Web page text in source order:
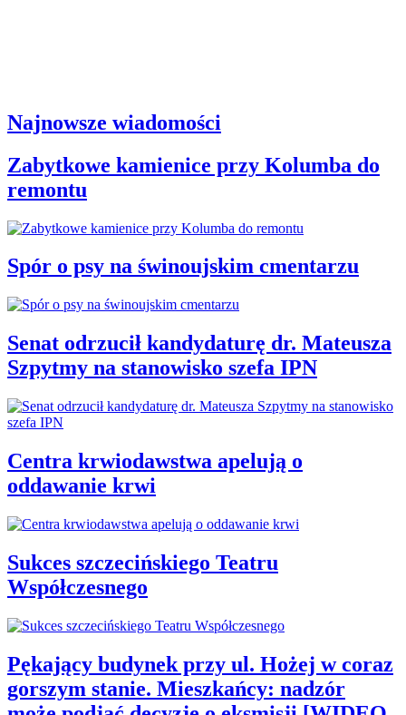
Najnowsze wiadomości
Zabytkowe kamienice przy Kolumba do
remontu
Spór o psy na świnoujskim cmentarzu
Senat odrzucił kandydaturę dr. Mateusza
Szpytmy na stanowisko szefa IPN
Centra krwiodawstwa apelują o
oddawanie krwi
Sukces szczecińskiego Teatru
Współczesnego
Pękający budynek przy ul. Hożej w coraz
gorszym stanie. Mieszkańcy: nadzór